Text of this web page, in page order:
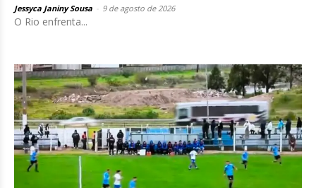
Jessyca Janiny Sousa 9 de agosto de 2026
O Rio enfrenta...